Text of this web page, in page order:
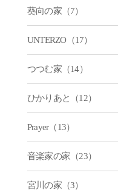
葵向の家（7）
UNTERZO（17）
つつむ家（14）
ひかりあと（12）
Prayer（13）
音楽家の家（23）
宮川の家（3）